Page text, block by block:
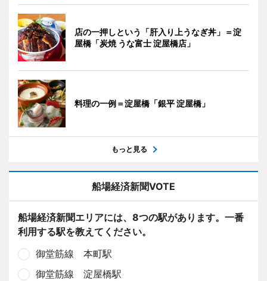
店の一押しという「肝入り上うなぎ丼」＝淀
屋橋「炭焼 うな富士 淀屋橋店」
料理の一例＝淀屋橋「銀平 淀屋橋」
もっと見る
船場経済新聞VOTE
船場経済新聞エリアには、8つの駅があります。一番
利用する駅を教えてください。
御堂筋線 本町駅
御堂筋線 淀屋橋駅